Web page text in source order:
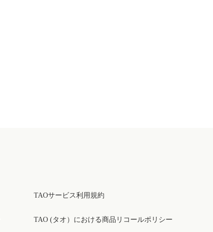
TAOサービス利用規約
TAO (タオ）における商品リコールポリシー